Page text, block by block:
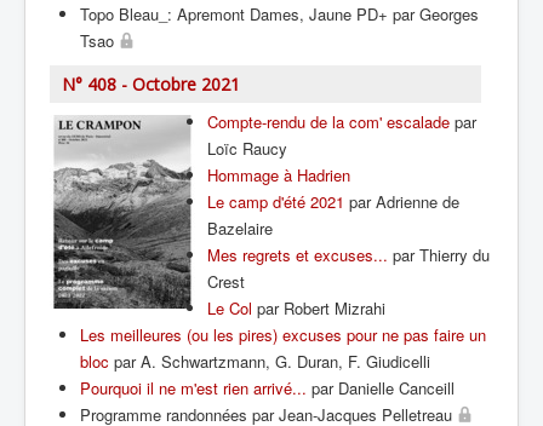
Topo Bleau_: Apremont Dames, Jaune PD+ par Georges
Tsao
N° 408 - Octobre 2021
Compte­-rendu de la com' escalade par
Loïc Raucy
Hommage à Hadrien
Le camp d'été 2021 par Adrienne de
Bazelaire
Mes regrets et excuses... par Thierry du
Crest
Le Col par Robert Mizrahi
Les meilleures (ou les pires) excuses pour ne pas faire un
bloc par A. Schwartzmann, G. Duran, F. Giudicelli
Pourquoi il ne m'est rien arrivé... par Danielle Canceill
Programme randonnées par Jean­-Jacques Pelletreau